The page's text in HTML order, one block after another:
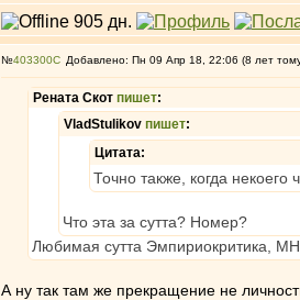
№403300 Добавлено: Пн 09 Апр 18, 22:06 (8 лет
Рената Скот пишет:
VladStulikov пишет:
Цитата:
Точно также, когда
Что эта за сутта? Номер?
Любимая сутта Эмпириокритика,
А ну так там же прекращение не